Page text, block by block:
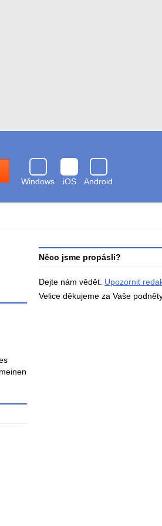
Windows
iOS
Android
Něco jsme propásli?
Dejte nám vědět. Upozornit
Velice děkujeme za Vaše